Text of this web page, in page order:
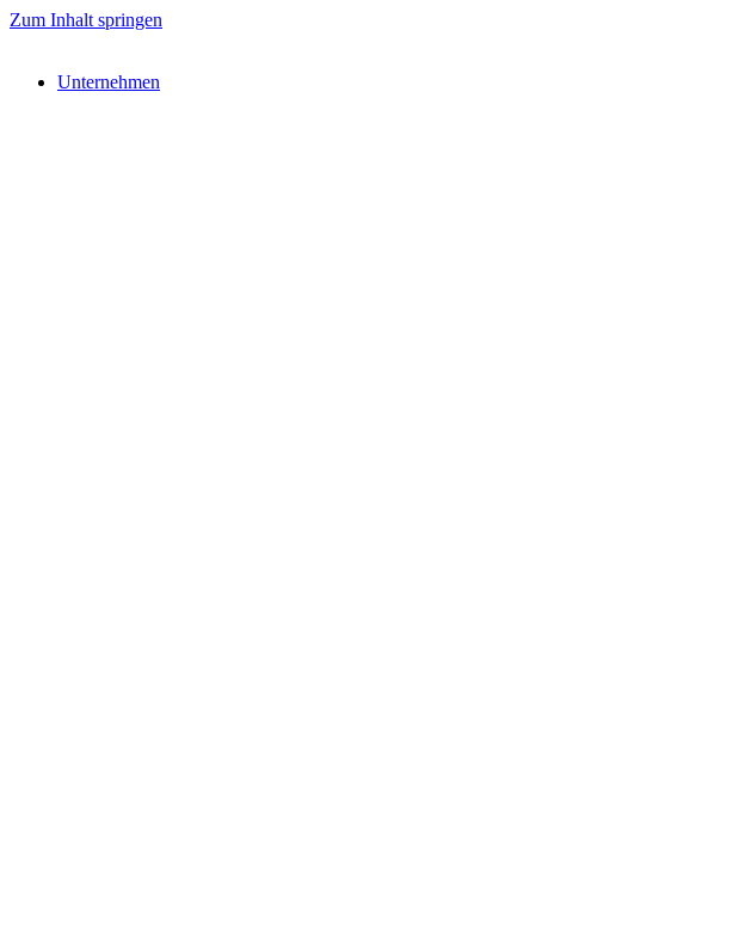
Zum Inhalt springen
Unternehmen